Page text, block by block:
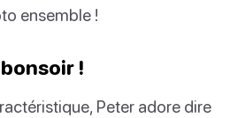
ensemble !
!
Peter adore dire